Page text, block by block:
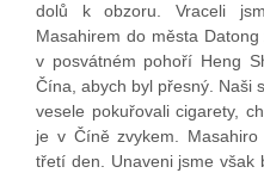
dolů k obzoru. Vraceli
Masahirem do města
v posvátném pohoří Heng
Čína, abych byl přesný. Naši
vesele pokuřovali cigarety,
je v Číně zvykem.
třetí den. Unaveni jsme však